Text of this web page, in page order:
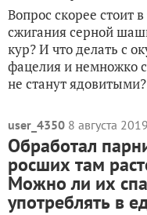
Вопрос скорее стоит
сжигания серной
кур? И что делать с
фацелия и немножко
не станут ядовитыми?
user_4350 8 августа
Обработал
росших там
Можно ли их
употреблять в